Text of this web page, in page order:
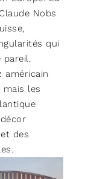
Nobs
qui
pareil.
américain
mais les
des